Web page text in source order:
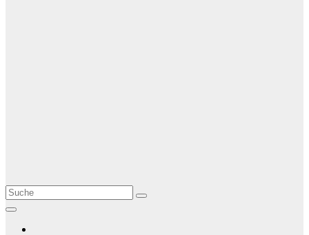
Le Matin
AGENCE DE PRESSE